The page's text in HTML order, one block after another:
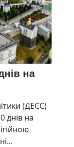
на
(ДЕСС)
днів на